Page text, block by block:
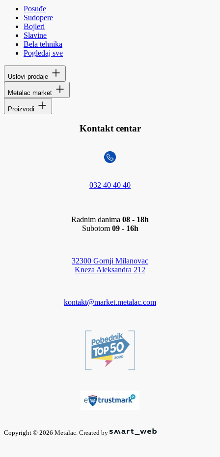
Posuđe
Sudopere
Bojleri
Slavine
Bela tehnika
Pogledaj sve
Uslovi prodaje
Metalac market
Proizvodi
Kontakt centar
032 40 40 40
Radnim danima 08 - 18h
Subotom 09 - 16h
32300 Gornji Milanovac
Kneza Aleksandra 212
kontakt@market.metalac.com
Copyright © 2026 Metalac. Created by